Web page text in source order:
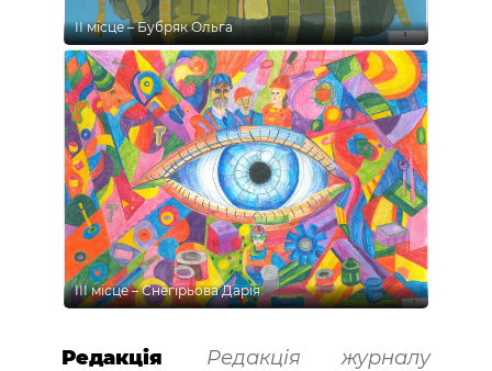
ІІ місце – Бубряк Ольга
ІІІ місце – Снегірьова Дарія
Редакція
Редакція журналу